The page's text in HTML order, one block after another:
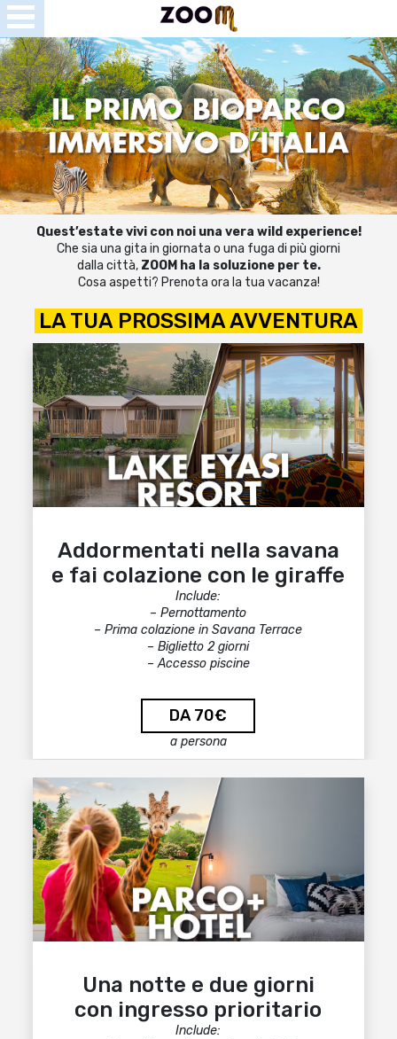
Quest’estate vivi con noi una vera wild experience!
Che sia una gita in giornata o una fuga di più giorni
dalla città, ZOOM ha la soluzione per te.
Cosa aspetti? Prenota ora la tua vacanza!
LA TUA PROSSIMA AVVENTURA
Addormentati nella savana
e fai colazione con le giraffe
Include:
– Pernottamento
– Prima colazione in Savana Terrace
– Biglietto 2 giorni
– Accesso piscine
DA 70€
a persona
Una notte e due giorni
con ingresso prioritario
Include: